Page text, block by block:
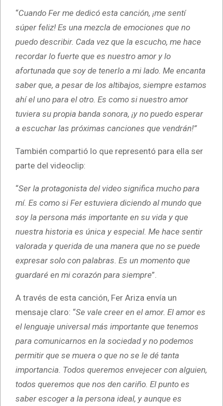
“Cuando Fer me dedicó esta canción, ¡me sentí
súper feliz! Es una mezcla de emociones que no
puedo describir. Cada vez que la escucho, me hace
recordar lo fuerte que es nuestro amor y lo
afortunada que soy de tenerlo a mi lado. Me encanta
saber que, a pesar de los altibajos, siempre estamos
ahí el uno para el otro. Es como si nuestro amor
tuviera su propia banda sonora, ¡y no puedo esperar
a escuchar las próximas canciones que vendrán!”
También compartió lo que representó para ella ser
parte del videoclip:
“Ser la protagonista del video significa mucho para
mí. Es como si Fer estuviera diciendo al mundo que
soy la persona más importante en su vida y que
nuestra historia es única y especial. Me hace sentir
valorada y querida de una manera que no se puede
expresar solo con palabras. Es un momento que
guardaré en mi corazón para siempre”.
A través de esta canción, Fer Ariza envía un
mensaje claro: “Se vale creer en el amor. El amor es
el lenguaje universal más importante que tenemos
para comunicarnos en la sociedad y no podemos
permitir que se muera o que no se le dé tanta
importancia. Todos queremos envejecer con alguien,
todos queremos que nos den cariño. El punto es
saber escoger a la persona ideal, y aunque es